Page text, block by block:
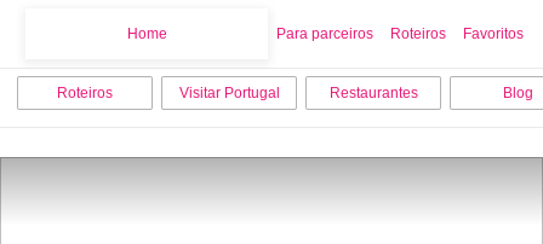
Home Para parceiros Roteiros Favoritos
Roteiros Visitar Portugal Restaurantes Blog